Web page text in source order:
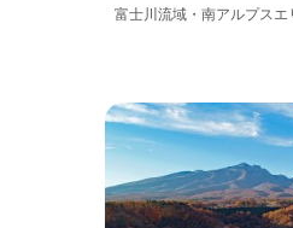
富士川流域・南アルプスエ